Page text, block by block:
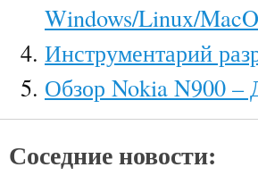
Windows/Linux/
Инструментарий
Обзор Nokia N900 –
Соседние новости: